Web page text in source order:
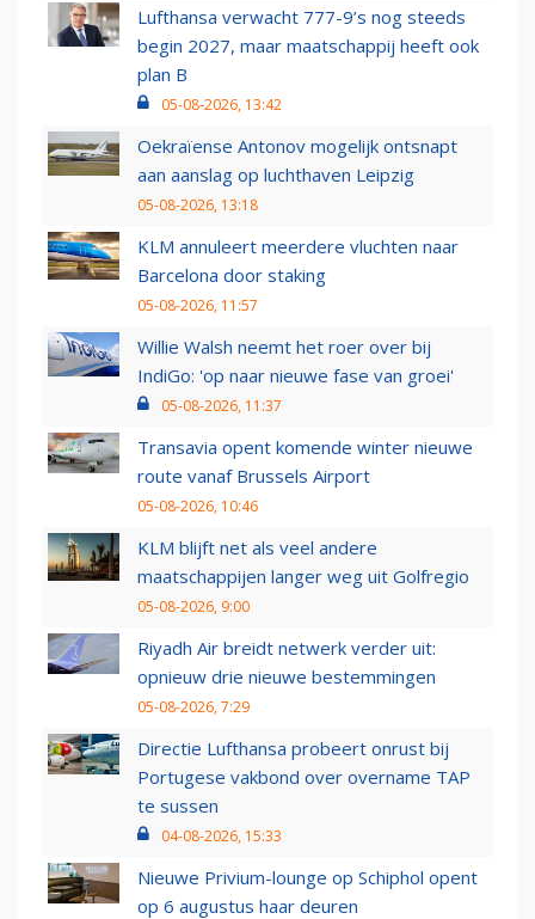
Lufthansa verwacht 777-9’s nog steeds
begin 2027, maar maatschappij heeft ook
plan B
05-08-2026, 13:42
Oekraïense Antonov mogelijk ontsnapt
aan aanslag op luchthaven Leipzig
05-08-2026, 13:18
KLM annuleert meerdere vluchten naar
Barcelona door staking
05-08-2026, 11:57
Willie Walsh neemt het roer over bij
IndiGo: 'op naar nieuwe fase van groei'
05-08-2026, 11:37
Transavia opent komende winter nieuwe
route vanaf Brussels Airport
05-08-2026, 10:46
KLM blijft net als veel andere
maatschappijen langer weg uit Golfregio
05-08-2026, 9:00
Riyadh Air breidt netwerk verder uit:
opnieuw drie nieuwe bestemmingen
05-08-2026, 7:29
Directie Lufthansa probeert onrust bij
Portugese vakbond over overname TAP
te sussen
04-08-2026, 15:33
Nieuwe Privium-lounge op Schiphol opent
op 6 augustus haar deuren